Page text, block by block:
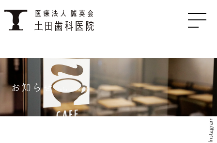
お知らせ Information
Instagram